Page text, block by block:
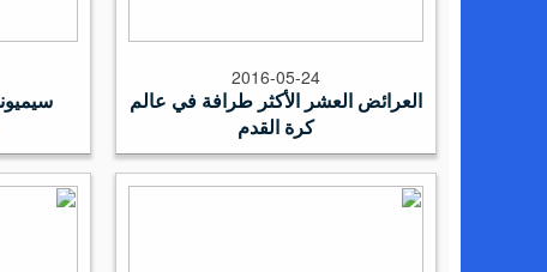
2016-05-24
العرائض العشر الأكثر طرافة في عالم
كرة القدم